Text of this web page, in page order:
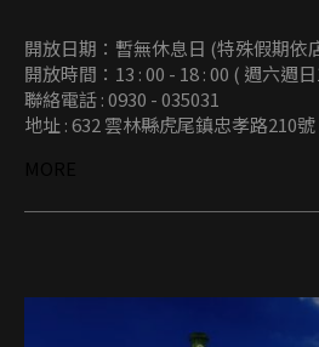
開放日期：暫無休息日 (特殊假期依
開放時間：13 : 00 - 18 : 00 ( 週六週日
聯絡電話 : 0930 - 035031
地址 : 632 雲林縣虎尾鎮忠孝路210號